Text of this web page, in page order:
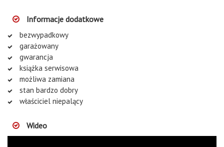
Informacje dodatkowe
bezwypadkowy
garażowany
gwarancja
książka serwisowa
możliwa zamiana
stan bardzo dobry
właściciel niepalący
Wideo